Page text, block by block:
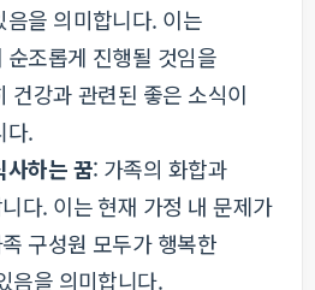
음을 의미합니다. 이는
순조롭게 진행될 것임을
건강과 관련된 좋은 소식이
다.
사하는 꿈: 가족의 화합과
다. 이는 현재 가정 내 문제가
구성원 모두가 행복한
음을 의미합니다.